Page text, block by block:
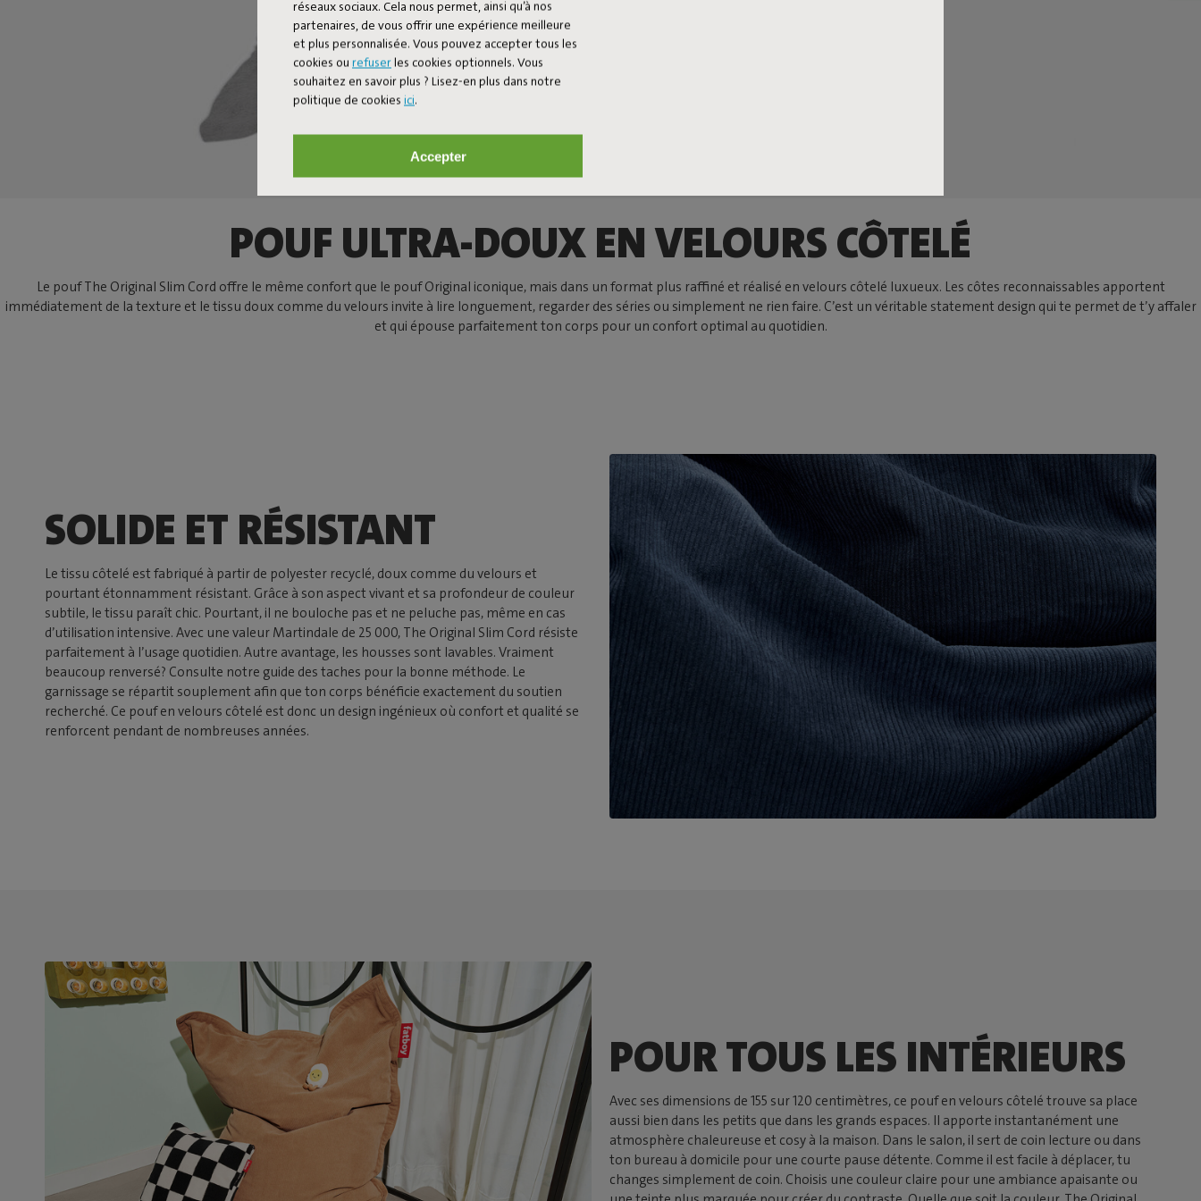
réseaux sociaux. Cela nous permet, ainsi qu’à nos
partenaires, de vous offrir une expérience meilleure
et plus personnalisée. Vous pouvez accepter tous les
cookies ou refuserles cookies optionnels. Vous
souhaitez en savoir plus ? Lisez-en plus dans notre
politique de cookies ici.
Accepter
POUF ULTRA-DOUX EN VELOURS CÔTELÉ
Le pouf The Original Slim Cord offre le même confort que le pouf Original iconique, mais dans un format plus raffiné et réalisé en velours côtelé luxueux. Les côtes reconnaissables apportent
immédiatement de la texture et le tissu doux comme du velours invite à lire longuement, regarder des séries ou simplement ne rien faire. C’est un véritable statement design qui te permet de t’y affaler
et qui épouse parfaitement ton corps pour un confort optimal au quotidien.
SOLIDE ET RÉSISTANT
Le tissu côtelé est fabriqué à partir de polyester recyclé, doux comme du velours et
pourtant étonnamment résistant. Grâce à son aspect vivant et sa profondeur de couleur
subtile, le tissu paraît chic. Pourtant, il ne bouloche pas et ne peluche pas, même en cas
d’utilisation intensive. Avec une valeur Martindale de 25 000, The Original Slim Cord résiste
parfaitement à l’usage quotidien. Autre avantage, les housses sont lavables. Vraiment
beaucoup renversé? Consulte notre guide des taches pour la bonne méthode. Le
garnissage se répartit souplement afin que ton corps bénéficie exactement du soutien
recherché. Ce pouf en velours côtelé est donc un design ingénieux où confort et qualité se
renforcent pendant de nombreuses années.
POUR TOUS LES INTÉRIEURS
Avec ses dimensions de 155 sur 120 centimètres, ce pouf en velours côtelé trouve sa place
aussi bien dans les petits que dans les grands espaces. Il apporte instantanément une
atmosphère chaleureuse et cosy à la maison. Dans le salon, il sert de coin lecture ou dans
ton bureau à domicile pour une courte pause détente. Comme il est facile à déplacer, tu
changes simplement de coin. Choisis une couleur claire pour une ambiance apaisante ou